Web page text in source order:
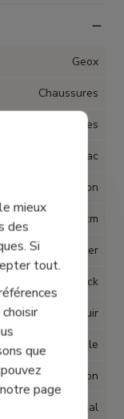
Geox
Chaussures
Sandales
Cognac
Non
2 cm
Bottier
Cuir nubuck
Cuir
Boucle
Non
Normal
mieux
des
Si
tout.
que
page